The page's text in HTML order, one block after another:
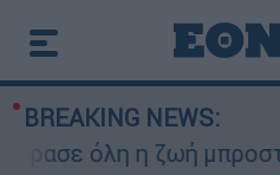
BREAKING NEWS:
όλη η ζωή μπροστά